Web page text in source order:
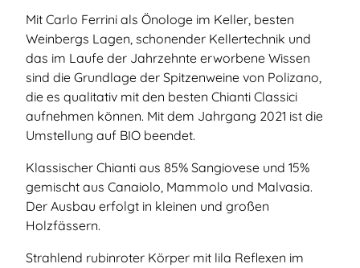
Mit Carlo Ferrini als Önologe im Keller, besten
Weinbergs Lagen, schonender Kellertechnik und
das im Laufe der Jahrzehnte erworbene Wissen
sind die Grundlage der Spitzenweine von Polizano,
die es qualitativ mit den besten Chianti Classici
aufnehmen können. Mit dem Jahrgang 2021 ist die
Umstellung auf BIO beendet.
Klassischer Chianti aus 85% Sangiovese und 15%
gemischt aus Canaiolo, Mammolo und Malvasia.
Der Ausbau erfolgt in kleinen und großen
Holzfässern.
Strahlend rubinroter Körper mit lila Reflexen im